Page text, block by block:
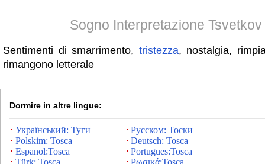
Sogno Interpretazione Tsvetkov
Sentimenti di smarrimento, tristezza, nostalgia,
rimangono letterale
Dormire in altre lingue:
Український: Туги
Русском: Тоски
Polskim: Tosca
Deutsch: Tosca
Espanol:Tosca
Portugues:Tosca
Türk: Tosca
Ρωσικά:Tosca